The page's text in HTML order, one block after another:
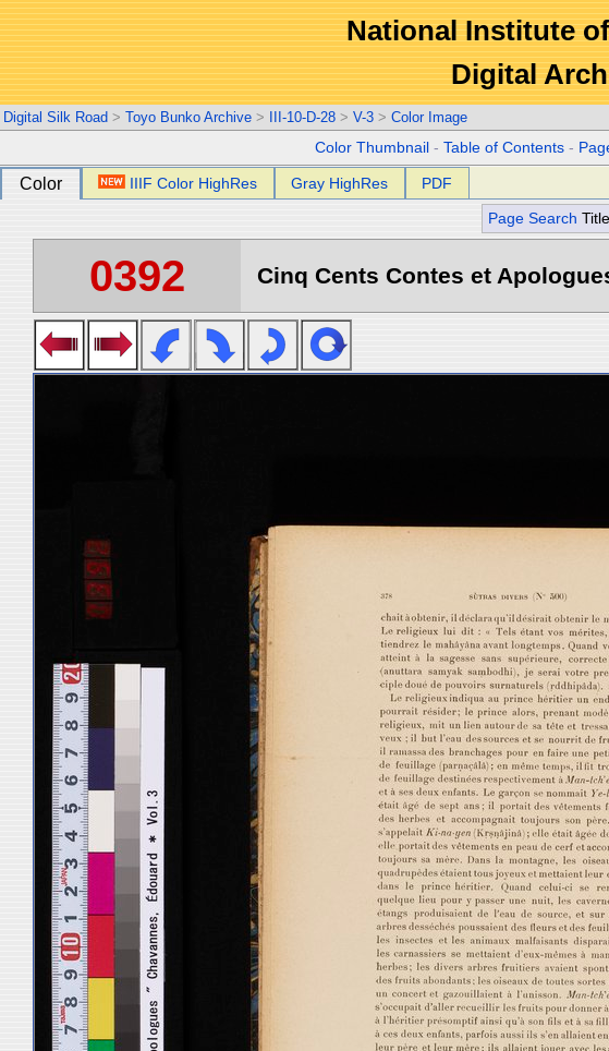
National Institute
Digital
Digital Silk Road > Toyo Bunko Archive > III-10-D-28 > V-3 > Color Image
Color Thumbnail -Table of Contents -
Color IIIF Color HighRes Gray HighRes PDF
Page Search Title
0392 Cinq Cents Contes et